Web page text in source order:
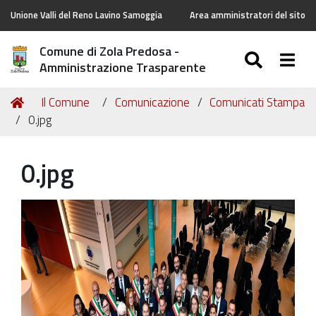
Unione Valli del Reno Lavino Samoggia Area amministratori del sito
Comune di Zola Predosa -
Amministrazione Trasparente
Tu
sei
Home
Il Comune Comunicazione
Comunicati Stampa
0.jpg
0.jpg